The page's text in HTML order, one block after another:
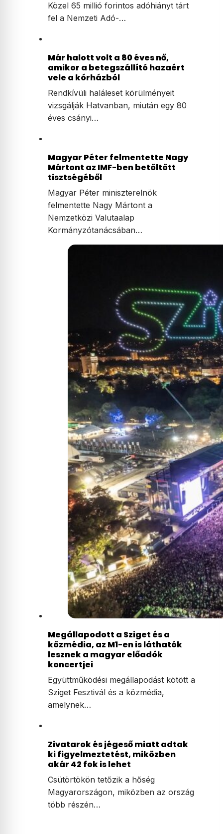
Közel 65 millió forintos adóhiányt tárt
fel a Nemzeti Adó-…
Már halott volt a 80 éves nő,
amikor a betegszállító hazaért
vele a kórházból
Rendkívüli haláleset körülményeit
vizsgálják Hatvanban, miután egy 80
éves csányi…
Magyar Péter felmentette Nagy
Mártont az IMF-ben betöltött
tisztségéből
Magyar Péter miniszterelnök
felmentette Nagy Mártont a
Nemzetközi Valutaalap
Kormányzótanácsában…
Megállapodott a Sziget és a
közmédia, az M1-en is láthatók
lesznek a magyar előadók
koncertjei
Együttműködési megállapodást kötött a
Sziget Fesztivál és a közmédia,
amelynek…
Zivatarok és jégeső miatt adtak
ki figyelmeztetést, miközben
akár 42 fok is lehet
Csütörtökön tetőzik a hőség
Magyarországon, miközben az ország
több részén…